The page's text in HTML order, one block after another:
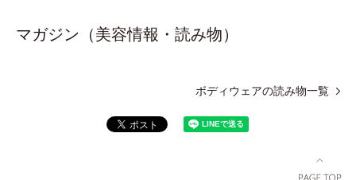
マガジン（美容情報・読み物）
ボディウェアの読み物一覧